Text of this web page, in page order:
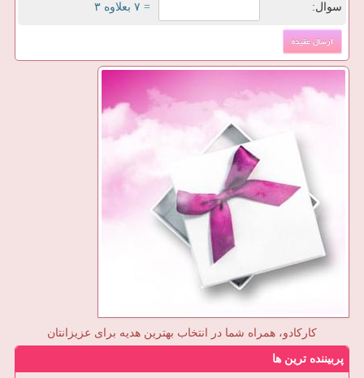
سوال: = ۷ بعلاوه ۳
کارکادو، همراه شما در انتخاب بهترین هدیه برای عزیزانتان
پربیننده ترین ها